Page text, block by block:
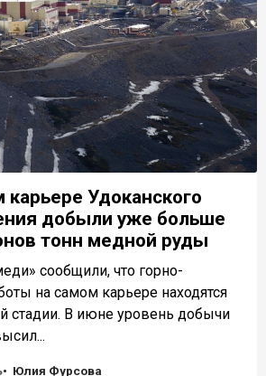
карьере Удоканского
добыли уже больше
тонн медной руды
сообщили, что горно-
на самом карьере находятся
стадии. В июне уровень добычи
Юлия Фурсова